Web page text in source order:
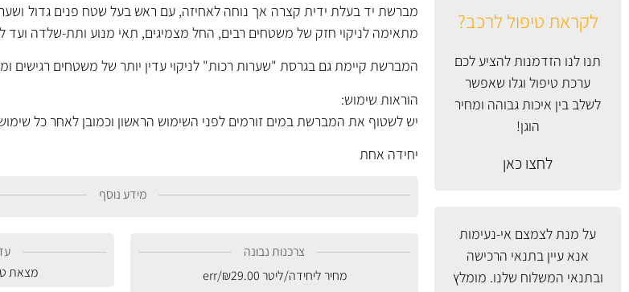
לקראת טיפול לרכב?
תנו לנו הזדמנות להציע לכם
ערכת טיפול וגלו שאפשר
לשלב בין איכות גבוהה ומחיר
הוגן!
לחצו כאן
על מנת לצמצם אי-נעימות
אנא עיין בתנאי הרכישה
ובתנאי המשלוח שלנו. מומלץ
מברשת יד בעלת ידית קצרה אך נוחה לאחיזה, עם ראש בעל שטח פנים גדול
מתאימה לניקוי חזק של משטחים רבים, החל מצמיגים, תאי מנוע ותת-שלדה ועד
המברשת קיימת גם בגרסת "שערות רכות" לניקוי עדין יותר של משטחים רגישים
הוראות שימוש:
יש לשטוף את המברשת במים זורמים לפני השימוש הראשון וכמובן לאחר כל שימוש
יחידה אחת
מידע נוסף
צרכנות נבונה
מחיר ליחידה/ליטר
₪29.00
/err
מצאת